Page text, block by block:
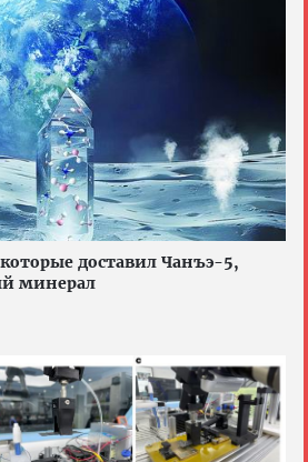
доставил Чанъэ-5,
минерал